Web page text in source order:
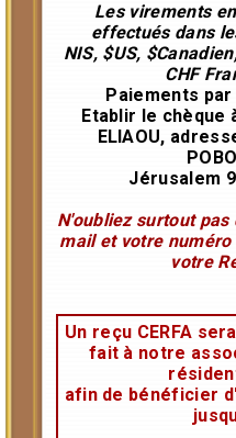
Les virements
effectués dans
NIS, $US,
CHF
Paiements
Etablir le chèque
ELIAOU,
Jérusalem
N'oubliez surtout
mail et votre
votre
Un reçu CERFA
fait à notre
afin de bénéficier